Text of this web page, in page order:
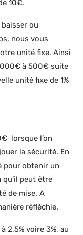
10€.
ou
nous vous
unité fixe. Ainsi
à 500€ suite
unité fixe de 1%
lorsque l’on
la sécurité. En
pour obtenir un
peut être
de mise. A
réfléchie.
2,5% voire 3%, au